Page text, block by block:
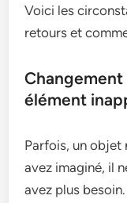
Voici les
retours et
Changement
élément
Parfois, un objet
avez imaginé, il
avez plus